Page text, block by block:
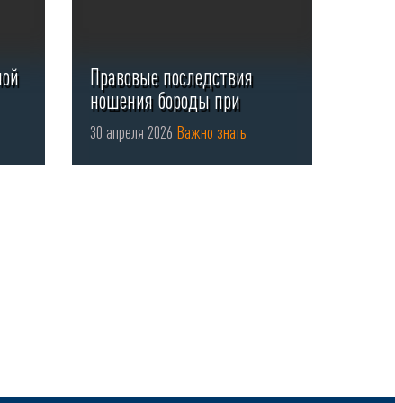
Правовые последствия
ношения бороды при
использовании СИЗ органов
...
30 апреля 2026 Важно знать